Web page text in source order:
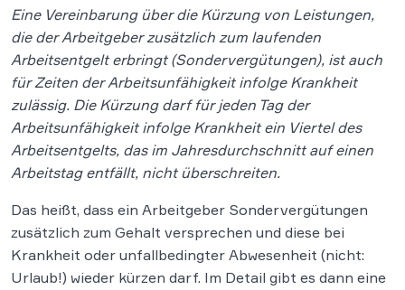
Eine Vereinbarung über die Kürzung von Leistungen,
die der Arbeitgeber zusätzlich zum laufenden
Arbeitsentgelt erbringt (Sondervergütungen), ist auch
für Zeiten der Arbeitsunfähigkeit infolge Krankheit
zulässig. Die Kürzung darf für jeden Tag der
Arbeitsunfähigkeit infolge Krankheit ein Viertel des
Arbeitsentgelts, das im Jahresdurchschnitt auf einen
Arbeitstag entfällt, nicht überschreiten.
Das heißt, dass ein Arbeitgeber Sondervergütungen
zusätzlich zum Gehalt versprechen und diese bei
Krankheit oder unfallbedingter Abwesenheit (nicht:
Urlaub!) wieder kürzen darf. Im Detail gibt es dann eine